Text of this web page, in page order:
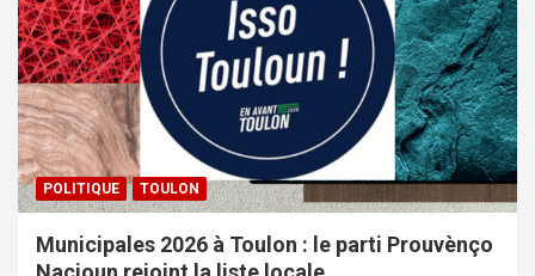
POLITIQUE TOULON
Municipales 2026 à Toulon : le parti Prouvènço